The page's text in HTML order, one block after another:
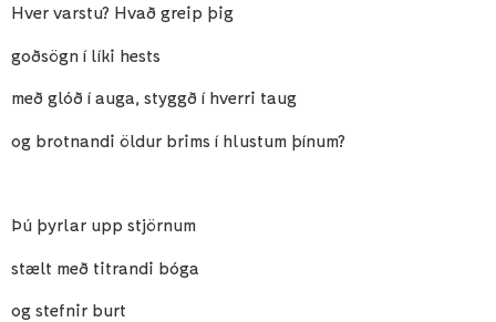
Hver varstu? Hvað greip þig
goðsögn í líki hests
með glóð í auga, styggð í hverri taug
og brotnandi öldur brims í hlustum þínum?
Þú þyrlar upp stjörnum
stælt með titrandi bóga
og stefnir burt